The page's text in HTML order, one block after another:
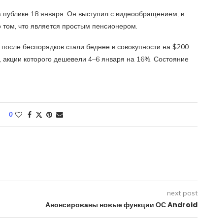
18 января. Он выступил с видеообращением, в
том, что является простым пенсионером.
беспорядков стали беднее в совокупности на $200
которого дешевели 4–6 января на 16%. Состояние
0
next post
Анонсированы новые функции ОС Android